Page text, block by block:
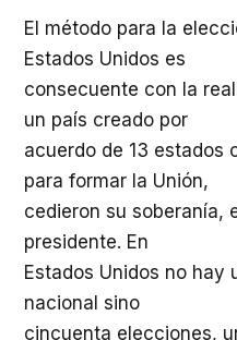
El método para la
Estados Unidos es
consecuente con la
un país creado por
acuerdo de 13 estados
para formar la Unión,
cedieron su soberanía,
presidente. En
Estados Unidos no hay
nacional sino
cincuenta elecciones,